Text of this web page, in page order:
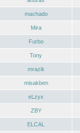
machado
Mira
Furbo
Tony
mrazik
misakben
eLzyx
ZBY
ELCAL